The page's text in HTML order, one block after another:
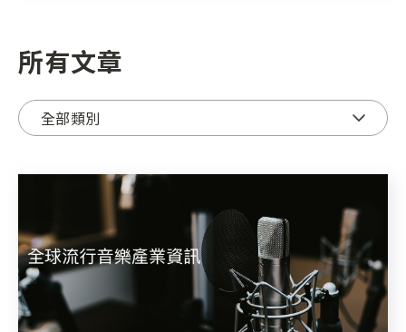
所有文章